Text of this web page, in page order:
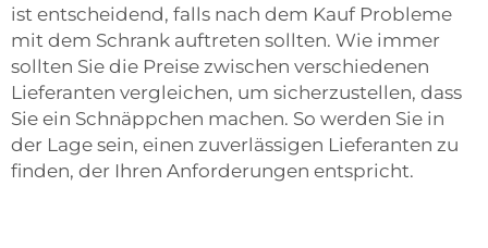
ist entscheidend, falls nach dem Kauf Probleme
mit dem Schrank auftreten sollten. Wie immer
sollten Sie die Preise zwischen verschiedenen
Lieferanten vergleichen, um sicherzustellen, dass
Sie ein Schnäppchen machen. So werden Sie in
der Lage sein, einen zuverlässigen Lieferanten zu
finden, der Ihren Anforderungen entspricht.